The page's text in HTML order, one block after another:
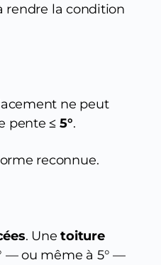
rendre la condition
ne peut
pente≤ 5°.
reconnue.
. Unetoiture
— ou même à 5° —